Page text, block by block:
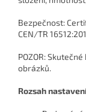
Bezpečnost:
CEN/TR
POZOR:
obrázků.
Rozsah